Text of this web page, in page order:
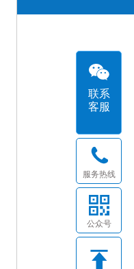
联系
客服
服务热线
公众号